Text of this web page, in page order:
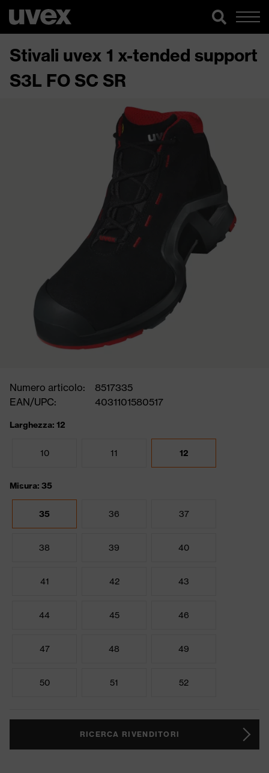
Stivali uvex 1 x-tended support
S3L FO SC SR
Numero articolo:
8517335
EAN/UPC:
4031101580517
Larghezza: 12
10 11 12
Misura: 35
35 36 37
38 39 40
41 42 43
44 45 46
47 48 49
50 51 52
RICERCA RIVENDITORI